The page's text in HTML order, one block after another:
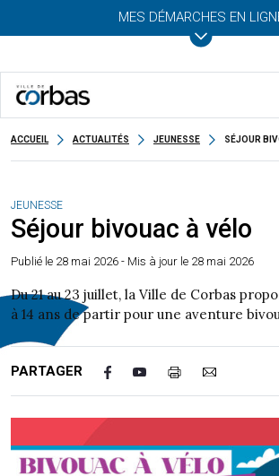
MES DÉMARCHES EN
ACCUEIL ACTUALITÉS JEUNESSE SÉJOUR
JEUNESSE
Séjour bivouac à vélo
Publié le 28 mai 2026 - Mis à jour le 28 mai 2026
Du 21 au 23 juillet, la Ville de Corbas
à 14 ans de partir pour une aventure
PARTAGER